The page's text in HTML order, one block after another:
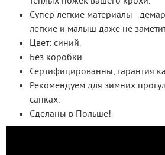
Супер легкие материалы -
легкие и малыш даже не
Цвет: синий.
Без коробки.
Сертифицированны, гарантия
Рекомендуем для зимних
санках.
Сделаны в Польше!